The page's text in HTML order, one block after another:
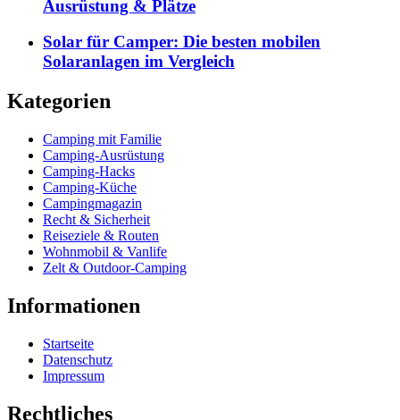
Ausrüstung & Plätze
Solar für Camper: Die besten mobilen
Solaranlagen im Vergleich
Kategorien
Camping mit Familie
Camping-Ausrüstung
Camping-Hacks
Camping-Küche
Campingmagazin
Recht & Sicherheit
Reiseziele & Routen
Wohnmobil & Vanlife
Zelt & Outdoor-Camping
Informationen
Startseite
Datenschutz
Impressum
Rechtliches